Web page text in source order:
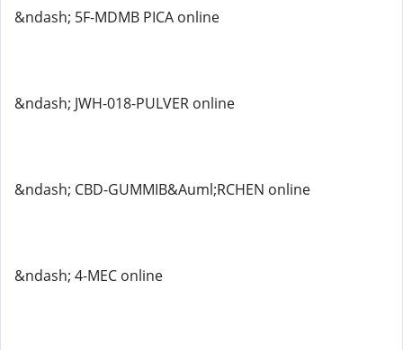
&ndash; 5F-MDMB PICA online
&ndash; JWH-018-PULVER online
&ndash; CBD-GUMMIB&Auml;RCHEN online
&ndash; 4-MEC online